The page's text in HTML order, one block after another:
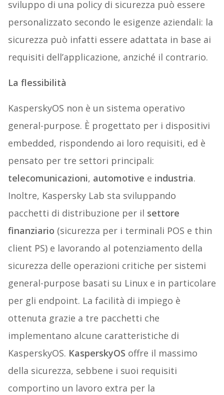
sviluppo di una policy di sicurezza può essere
personalizzato secondo le esigenze aziendali: la
sicurezza può infatti essere adattata in base ai
requisiti dell’applicazione, anziché il contrario.
La flessibilità
KasperskyOS non è un sistema operativo
general-purpose. È progettato per i dispositivi
embedded, rispondendo ai loro requisiti, ed è
pensato per tre settori principali:
telecomunicazioni, automotive e industria.
Inoltre, Kaspersky Lab sta sviluppando
pacchetti di distribuzione per il settore
finanziario (sicurezza per i terminali POS e thin
client PS) e lavorando al potenziamento della
sicurezza delle operazioni critiche per sistemi
general-purpose basati su Linux e in particolare
per gli endpoint. La facilità di impiego è
ottenuta grazie a tre pacchetti che
implementano alcune caratteristiche di
KasperskyOS. KasperskyOS offre il massimo
della sicurezza, sebbene i suoi requisiti
comportino un lavoro extra per la